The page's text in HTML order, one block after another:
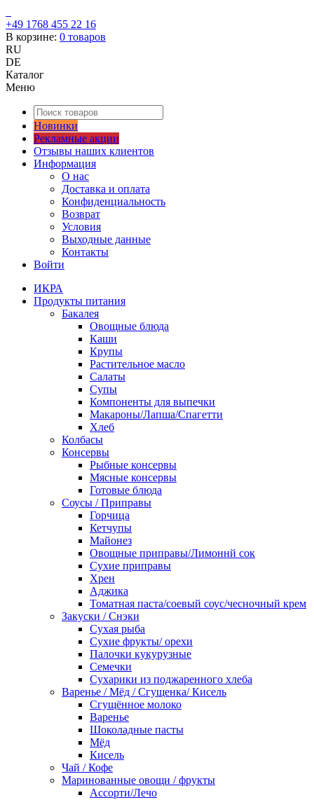
+49 1768 455 22 16
В корзине: 0 товаров
RU
DE
Каталог
Меню
Новинки
Рекламные акции
Отзывы наших клиентов
Информация
О нас
Доставка и оплата
Конфиденциальность
Возврат
Условия
Выходные данные
Контакты
Войти
ИКРА
Продукты питания
Бакалея
Овощные блюда
Каши
Крупы
Растительное масло
Салаты
Супы
Компоненты для выпечки
Макароны/Лапша/Спагетти
Хлеб
Колбасы
Консервы
Рыбные консервы
Мясные консервы
Готовые блюда
Соусы / Приправы
Горчица
Кетчупы
Майонез
Овощные приправы/Лимоннй сок
Сухие приправы
Хрен
Аджика
Томатная паста/соевый соус/чесночный крем
Закуски / Снэки
Сухая рыба
Сухие фрукты/ орехи
Палочки кукурузные
Семечки
Сухарики из поджаренного хлеба
Варенье / Мёд / Сгущенка/ Кисель
Сгущённое молоко
Варенье
Шоколадные пасты
Мёд
Кисель
Чай / Кофе
Маринованные овощи / фрукты
Ассорти/Лечо